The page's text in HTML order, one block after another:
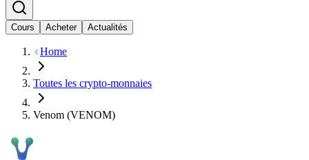
Cours Acheter Actualités
Home
Toutes les crypto-monnaies
Venom (VENOM)